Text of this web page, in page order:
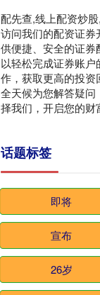
配先查,线上配资炒
访问我们的配资证
供便捷、安全的证
以轻松完成证券账
作，获取更高的投资
全天候为您解答疑
择我们，开启您的财
话题标签
即将
宣布
26岁